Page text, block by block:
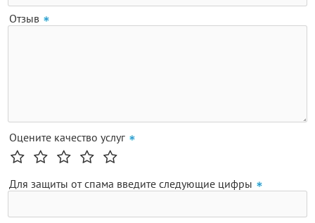
Отзыв
Оцените качество услуг
Для защиты от спама введите следующие цифры